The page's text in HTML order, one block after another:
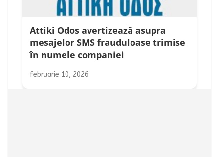
Attiki Odos avertizează asupra
mesajelor SMS frauduloase trimise
în numele companiei
februarie 10, 2026